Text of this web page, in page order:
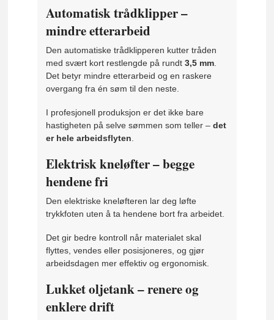
Automatisk trådklipper –
mindre etterarbeid
Den automatiske trådklipperen kutter tråden
med svært kort restlengde på rundt3,5 mm
Det betyr mindre etterarbeid og en raskere
overgang fra én søm til den neste.
I profesjonell produksjon er det ikke bare
hastigheten på selve sømmen som teller –det
er hele arbeidsflyten
Elektrisk kneløfter – begge
hendene fri
Den elektriske kneløfteren lar deg løfte
trykkfoten uten å ta hendene bort fra arbeidet.
Det gir bedre kontroll når materialet skal
flyttes, vendes eller posisjoneres, og gjør
arbeidsdagen mer effektiv og ergonomisk.
Lukket oljetank – renere og
enklere drift